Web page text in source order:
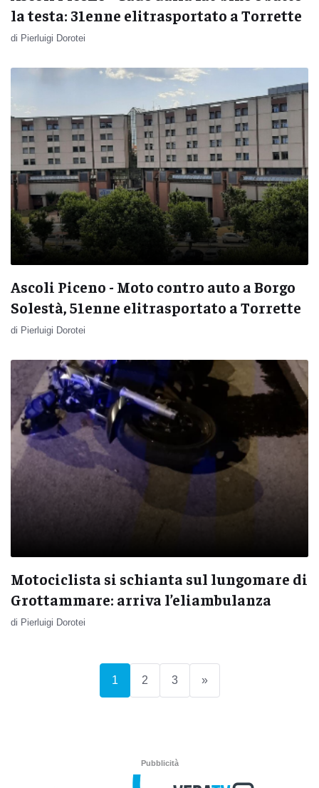
la testa: 31enne elitrasportato a Torrette
di Pierluigi Dorotei
Ascoli Piceno - Moto contro auto a Borgo
Solestà, 51enne elitrasportato a Torrette
di Pierluigi Dorotei
Motociclista si schianta sul lungomare di
Grottammare: arriva l’eliambulanza
di Pierluigi Dorotei
1 (current)
2 3 »
Pubblicità